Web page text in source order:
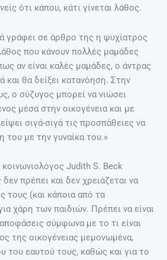
ότι κάπου, κάτι γίνεται λάθος.
γράφει σε άρθρο της η ψυχίατρος
που κάνουν πολλές μαμάδες
αν είναι καλές μαμάδες, ο άντρας
και θα δείξει κατανόηση. Στην
ο σύζυγος μπορεί να νιώσει
μέσα στην οικογένεια και με
σιγά-σιγά τις προσπάθειες να
του με την γυναίκα του.»
Judith S. Beck
πρέπει και δεν χρειάζεται να
τους (και κάποια από τα
χάρη των παιδιών. Πρέπει να είναι
σύμφωνα με το τι είναι
της οικογένειας μεμονωμένα,
του εαυτού τους, καθώς και για το